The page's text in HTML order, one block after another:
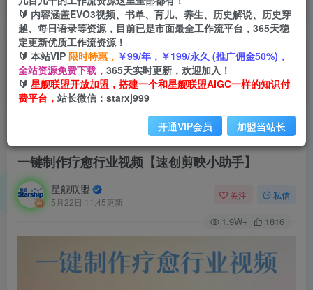
项目周期预估10年
一键制作疗愈行业视频【速创剪映小助手】
星舰联盟
5月22日 11:45更新
关注 私信
1.9W+ 1816
🔰 内容涵盖EVO3视频、书单、育儿、养生、历史解说、历史穿
越、每日语录等资源，目前已是市面最全工作流平台，365天稳
定更新优质工作流资源！
🔰 本站VIP 限时特惠， ￥99/年，￥199/永久 (推广佣金50%)，
全站资源免费下载， 365天实时更新，欢迎加入！
🔰 星舰联盟开放加盟，搭建一个和星舰联盟AIGC一样的知识付
费平台， 站长微信：starxj999
开通VIP会员 加盟当站长